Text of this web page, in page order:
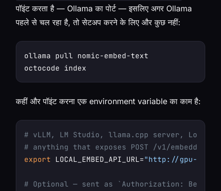
पॉइंट करता है — Ollama का पोर्ट — इसलिए अगर Ollama
पहले से चल रहा है, तो सेटअप करने के लिए और कुछ नहीं:
ollama pull nomic-embed-text
कहीं और पॉइंट करना एक environment variable का काम है:
# vLLM, LM Studio, llama.cpp server,
# anything that exposes POST /v1/embeddings
export LOCAL_EMBED_API_URL="http://gpu-
# Optional — sent as `Authorization: Bearer